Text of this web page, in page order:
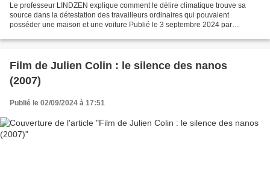
Le professeur LINDZEN explique comment le délire climatique trouve sa
source dans la détestation des travailleurs ordinaires qui pouvaient
posséder une maison et une voiture Publié le 3 septembre 2024 par
Film de Julien Colin : le silence des nanos
(2007)
Publié le 02/09/2024 à 17:51